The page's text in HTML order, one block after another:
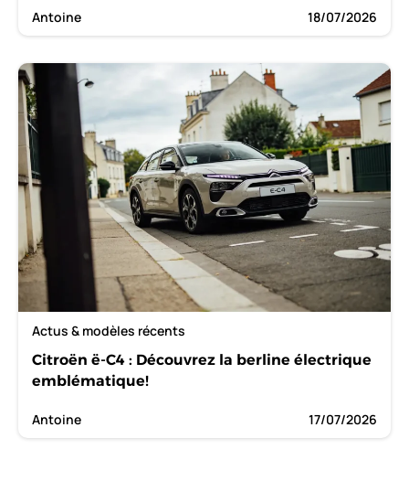
Antoine 18/07/2026
Actus & modèles récents
Citroën ë-C4 : Découvrez la berline électrique
emblématique!
Antoine 17/07/2026